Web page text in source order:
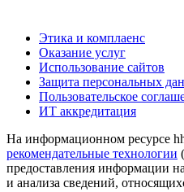
Этика и комплаенс
Оказание услуг
Использование сайтов
Защита персональных
Пользовательское
ИТ аккредитация
На информационном ресурсе
рекомендательные технологии
предоставления информации
и анализа сведений,